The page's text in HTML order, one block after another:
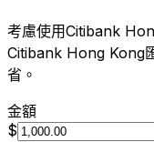
考慮使用Citibank
Citibank Hong Kong
省。
金額
$